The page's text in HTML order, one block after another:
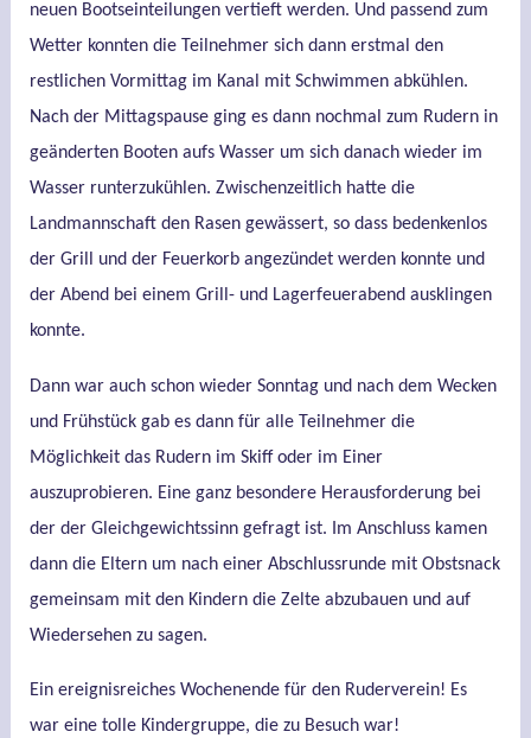
neuen Bootseinteilungen vertieft werden. Und passend zum
Wetter konnten die Teilnehmer sich dann erstmal den
restlichen Vormittag im Kanal mit Schwimmen abkühlen.
Nach der Mittagspause ging es dann nochmal zum Rudern in
geänderten Booten aufs Wasser um sich danach wieder im
Wasser runterzukühlen. Zwischenzeitlich hatte die
Landmannschaft den Rasen gewässert, so dass bedenkenlos
der Grill und der Feuerkorb angezündet werden konnte und
der Abend bei einem Grill- und Lagerfeuerabend ausklingen
konnte.
Dann war auch schon wieder Sonntag und nach dem Wecken
und Frühstück gab es dann für alle Teilnehmer die
Möglichkeit das Rudern im Skiff oder im Einer
auszuprobieren. Eine ganz besondere Herausforderung bei
der der Gleichgewichtssinn gefragt ist. Im Anschluss kamen
dann die Eltern um nach einer Abschlussrunde mit Obstsnack
gemeinsam mit den Kindern die Zelte abzubauen und auf
Wiedersehen zu sagen.
Ein ereignisreiches Wochenende für den Ruderverein! Es
war eine tolle Kindergruppe, die zu Besuch war!